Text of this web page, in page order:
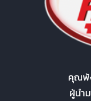
คุณพ้
ผู้นำ